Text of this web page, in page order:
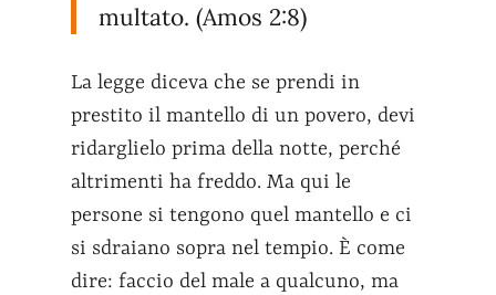
multato. (Amos 2:8)
La legge diceva che se prendi in
prestito il mantello di un povero, devi
ridarglielo prima della notte, perché
altrimenti ha freddo. Ma qui le
persone si tengono quel mantello e ci
si sdraiano sopra nel tempio. È come
dire: faccio del male a qualcuno, ma